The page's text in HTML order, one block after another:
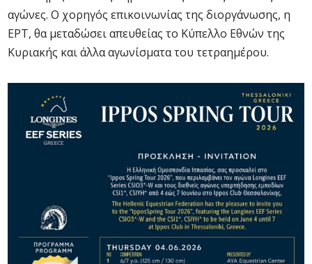
αγώνες. Ο χορηγός επικοινωνίας της διοργάνωσης, η
ΕΡΤ, θα μεταδώσει απευθείας το Κύπελλο Εθνών της
Κυριακής και άλλα αγωνίσματα του τετραημέρου.